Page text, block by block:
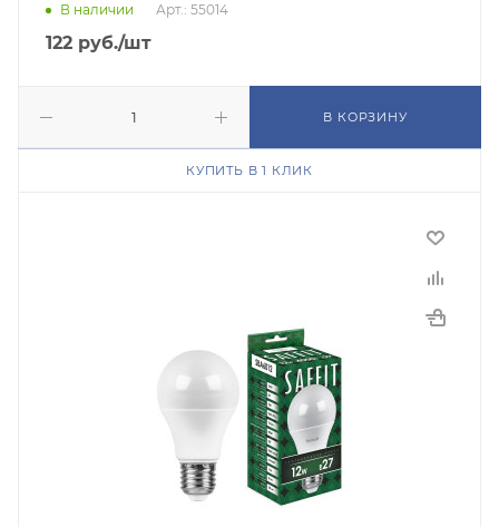
В наличии Арт.: 55014
122 руб./шт
В КОРЗИНУ
КУПИТЬ В 1 КЛИК